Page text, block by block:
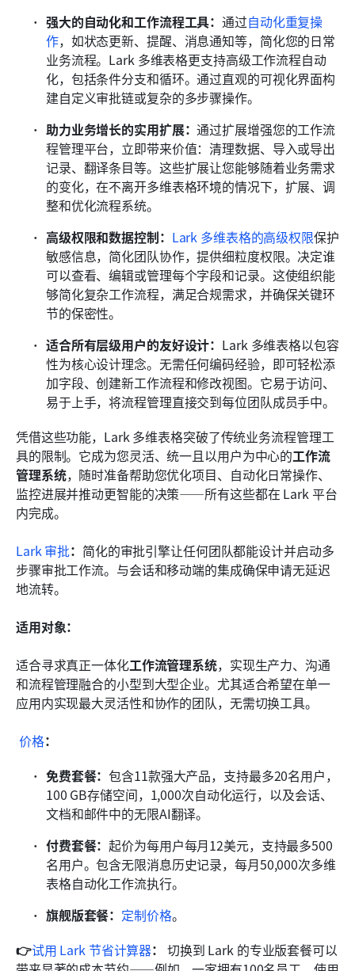
强大的自动化和工作流程工具：通过自动化重复操
作，如状态更新、提醒、消息通知等，简化您的日常
业务流程。Lark 多维表格更支持高级工作流程自动
化，包括条件分支和循环。通过直观的可视化界面构
建自定义审批链或复杂的多步骤操作。
助力业务增长的实用扩展：通过扩展增强您的工作流
程管理平台，立即带来价值：清理数据、导入或导出
记录、翻译条目等。这些扩展让您能够随着业务需求
的变化，在不离开多维表格环境的情况下，扩展、调
整和优化流程系统。
高级权限和数据控制： Lark 多维表格的高级权限保护
敏感信息，简化团队协作，提供细粒度权限。决定谁
可以查看、编辑或管理每个字段和记录。这使组织能
够简化复杂工作流程，满足合规需求，并确保关键环
节的保密性。
适合所有层级用户的友好设计： Lark 多维表格以包容
性为核心设计理念。无需任何编码经验，即可轻松添
加字段、创建新工作流程和修改视图。它易于访问、
易于上手，将流程管理直接交到每位团队成员手中。
凭借这些功能，Lark 多维表格突破了传统业务流程管理工
具的限制。它成为您灵活、统一且以用户为中心的工作流
管理系统，随时准备帮助您优化项目、自动化日常操作、
监控进展并推动更智能的决策——所有这些都在 Lark 平台
内完成。
Lark 审批： 简化的审批引擎让任何团队都能设计并启动多
步骤审批工作流。与会话和移动端的集成确保申请无延迟
地流转。
适用对象：
适合寻求真正一体化工作流管理系统，实现生产力、沟通
和流程管理融合的小型到大型企业。尤其适合希望在单一
应用内实现最大灵活性和协作的团队，无需切换工具。
价格：
免费套餐：包含11款强大产品，支持最多20名用户，
100 GB存储空间，1,000次自动化运行，以及会话、
文档和邮件中的无限AI翻译。
付费套餐：起价为每用户每月12美元，支持最多500
名用户。包含无限消息历史记录，每月50,000次多维
表格自动化工作流执行。
旗舰版套餐： 定制价格。
👉试用 Lark 节省计算器： 切换到 Lark 的专业版套餐可以